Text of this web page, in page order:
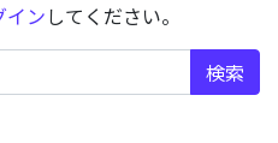
インしてください。